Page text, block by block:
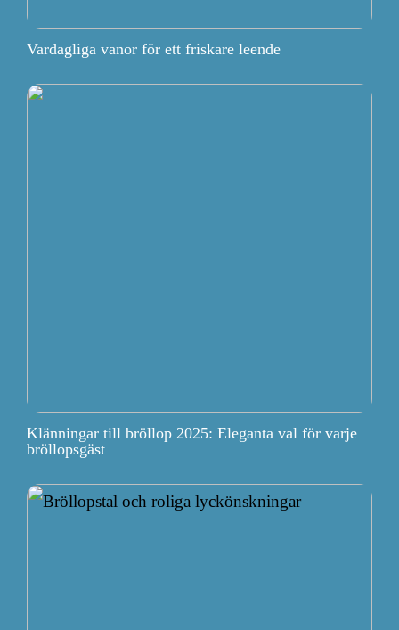
Vardagliga vanor för ett friskare leende
Klänningar till bröllop 2025: Eleganta val för varje
bröllopsgäst